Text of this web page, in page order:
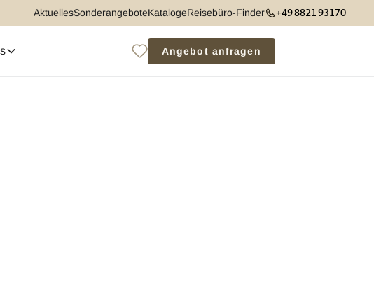
AktuellesSonderangeboteKatalogeReisebüro-Finder +49 8821 93170
Angebot anfragen